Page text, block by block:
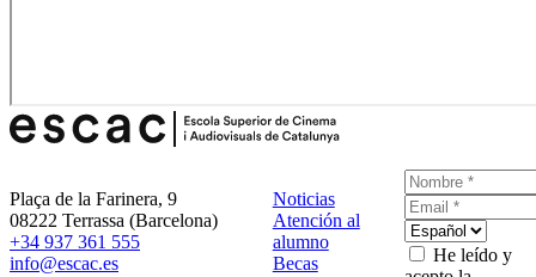
Plaça de la Farinera, 9
08222 Terrassa (Barcelona)
+34 937 361 555
info@escac.es
Noticias
Atención al
alumno
Becas
He leído y